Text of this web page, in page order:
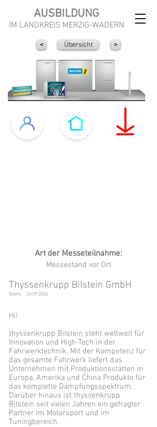
AUSBILDUNG
IM LANDKREIS MERZIG-WADERN
< Übersicht >
Angebot
Download
Homepage
Art der Messeteilnahme:
Messestand vor Ort
Thyssenkrupp Bilstein GmbH
Stand: 24.09.2026
Hi!
thyssenkrupp Bilstein steht weltweit für
Innovation und High-Tech in der
Fahrwerktechnik. Mit der Kompetenz für
das gesamte Fahrwerk liefert das
Unternehmen mit Produktionsstätten in
Europa, Amerika und China Produkte für
das komplette Dämpfungsspektrum.
Darüber hinaus ist thyssenkrupp
Bilstein seit vielen Jahren ein gefragter
Partner im Motorsport und im
Tuningbereich.